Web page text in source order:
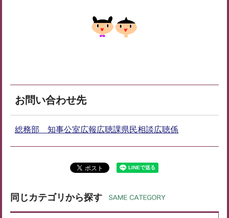
お問い合わせ先
総務部 知事公室広報広聴課県民相談広聴係
同じカテゴリから探す